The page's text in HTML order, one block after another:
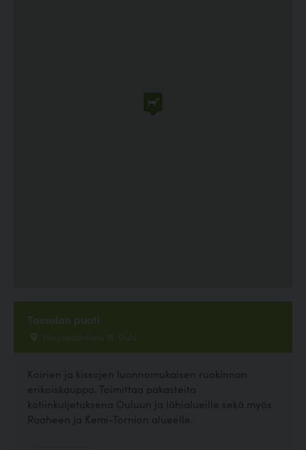
Tassulan puoti
Harjapäänkatu 18, Oulu
Koirien ja kissojen luonnomukaisen ruokinnan
erikoiskauppa. Toimittaa pakasteita
kotiinkuljetuksena Ouluun ja lähialueille sekä myös
Raaheen ja Kemi-Tornion alueelle.